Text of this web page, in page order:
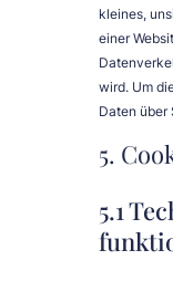
kleines,
einer
wird. Um
Daten über
5.
5.1